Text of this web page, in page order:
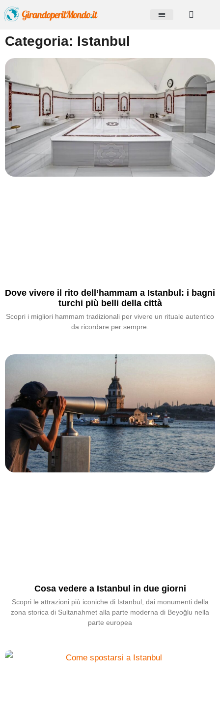
Categoria: Istanbul
Dove vivere il rito dell’hammam a Istanbul: i bagni
turchi più belli della città
Scopri i migliori hammam tradizionali per vivere un rituale autentico
da ricordare per sempre.
Cosa vedere a Istanbul in due giorni
Scopri le attrazioni più iconiche di Istanbul, dai monumenti della
zona storica di Sultanahmet alla parte moderna di Beyoğlu nella
parte europea